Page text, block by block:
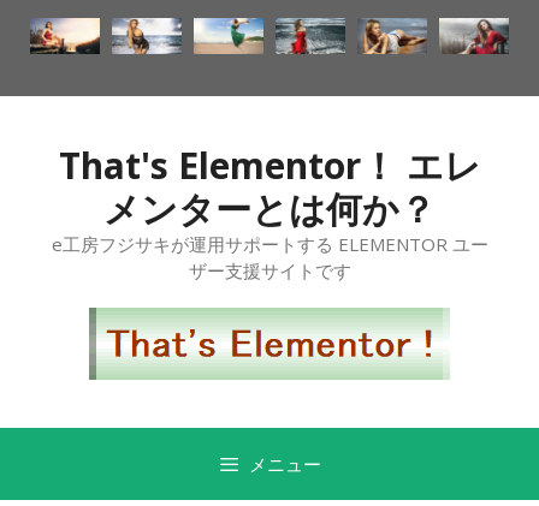
That's Elementor！ エレ
メンターとは何か？
e工房フジサキが運用サポートする ELEMENTOR ユー
ザー支援サイトです
メニュー